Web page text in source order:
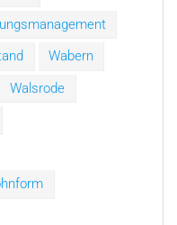
Wabern
Walsrode